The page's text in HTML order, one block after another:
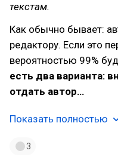
текстам.
Как обычно бывает:
редактору. Если это
вероятностью 99%
есть два варианта:
отдать автор…
Показать полностью
3